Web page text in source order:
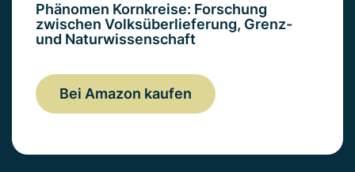
Phänomen Kornkreise: Forschung
zwischen Volksüberlieferung, Grenz-
und Naturwissenschaft
Bei Amazon kaufen